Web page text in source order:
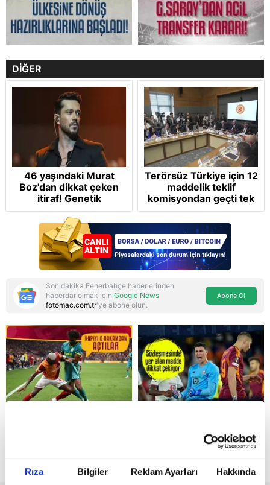
Rıza Bilgiler Reklam Ayarları Hakkında
Reddet
DİĞER
46 yaşındaki Murat
Boz'dan dikkat çeken
itiraf! Genetik
korkusunu açıkladı
Terörsüz Türkiye için 12
maddelik teklif
komisyondan geçti tek
madde değişti!
Soruşturma ve cezalar
hangi şartlarda
ertelenecek?
Son dakika Fenerbahçe haberlerinden
haberdar olmak için Google News
fotomac.com.tr'ye abone olun.
Abone Ol